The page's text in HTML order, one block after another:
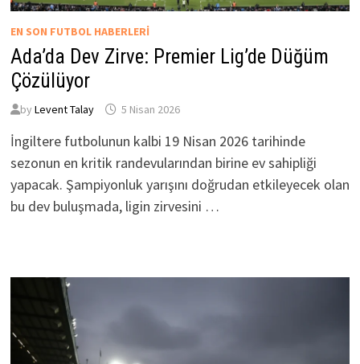
EN SON FUTBOL HABERLERI
Ada’da Dev Zirve: Premier Lig’de Düğüm
Çözülüyor
by Levent Talay 5 Nisan 2026
İngiltere futbolunun kalbi 19 Nisan 2026 tarihinde
sezonun en kritik randevularından birine ev sahipliği
yapacak. Şampiyonluk yarışını doğrudan etkileyecek olan
bu dev buluşmada, ligin zirvesini …